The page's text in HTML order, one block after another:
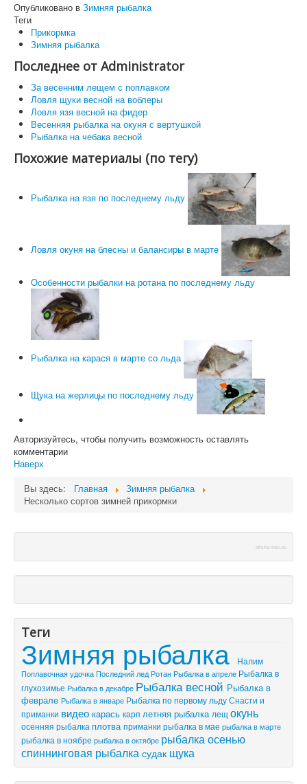
Опубликовано в Зимняя рыбалка
Теги
Прикормка
Зимняя рыбалка
Последнее от Administrator
За весенним лещем с поплавком
Ловля щуки весной на воблеры
Ловля язя весной на фидер
Весенняя рыбалка на окуня с вертушкой
Рыбалка на чебака весной
Похожие материалы (по тегу)
Рыбалка на язя по последнему льду
Ловля окуня на блесны и балансиры в марте
Особенности рыбалки на ротана по последнему льду
Рыбалка на карася в марте со льда
Щука на жерлицы по последнему льду
Авторизуйтесь, чтобы получить возможность оставлять
комментарии
Наверх
Вы здесь:
Главная
Зимняя рыбалка
Несколько сортов зимней прикормки
afisha-msk.ru
Теги
Зимняя рыбалка
Налим
Поплавочная удочкаПоследний лед Ротан Рыбалка в апреле Рыбалка в
глухозимье Рыбалка в декабре Рыбалка весной Рыбалка в
феврале Рыбалка в январе Рыбалка по первому льдуСнасти и
приманки видео карась карп летняя рыбалка лещ окунь
осенняя рыбалка плотваприманки рыбалка в мае рыбалка в марте
рыбалка в ноябре рыбалка в октябре рыбалка осенью
спиннинговая рыбалкасудак щука